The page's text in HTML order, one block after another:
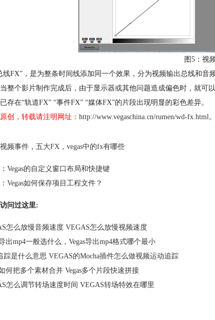
图5：视
线FX”，是为整条时间线添加同一个效果，分为视频输出总线和音
整个影片制作完成后，由于显示器或其他问题造成偏色时，就
存在“轨道FX” “事件FX” “媒体FX”的片段出现明显的彩色差异。
创，转载请注明网址： http://www.vegaschina.cn/rumen/wd-fx.html。
视频事件 ， 五大FX ， vegas中的fx有哪些
Vegas的自定义窗口布局和快捷键
Vegas如何保存项目工程文件？
问过这里:
怎么放慢音频速度 VEGAS怎么放慢视频速度
出mp4一般选什么，Vegas导出mp4格式哪个最小
踪是什么意思 VEGAS的Mocha插件怎么做视频运动追踪
何把多个素材合并 Vegas多个片段快速拼接
怎么调节转场速度时间 VEGAS转场特效在哪里